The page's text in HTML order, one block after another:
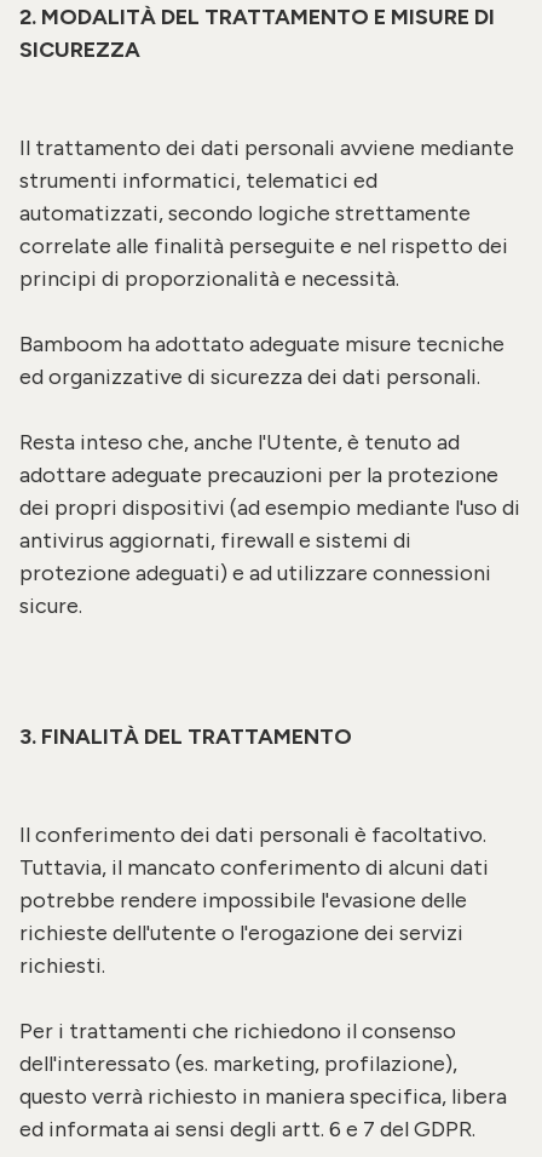
2. MODALITÀ DEL TRATTAMENTO E MISURE DI
SICUREZZA
Il trattamento dei dati personali avviene mediante
strumenti informatici, telematici ed
automatizzati, secondo logiche strettamente
correlate alle finalità perseguite e nel rispetto dei
principi di proporzionalità e necessità.
Bamboom ha adottato adeguate misure tecniche
ed organizzative di sicurezza dei dati personali.
Resta inteso che, anche l'Utente, è tenuto ad
adottare adeguate precauzioni per la protezione
dei propri dispositivi (ad esempio mediante l'uso di
antivirus aggiornati, firewall e sistemi di
protezione adeguati) e ad utilizzare connessioni
sicure.
3. FINALITÀ DEL TRATTAMENTO
Il conferimento dei dati personali è facoltativo.
Tuttavia, il mancato conferimento di alcuni dati
potrebbe rendere impossibile l'evasione delle
richieste dell'utente o l'erogazione dei servizi
richiesti.
Per i trattamenti che richiedono il consenso
dell'interessato (es. marketing, profilazione),
questo verrà richiesto in maniera specifica, libera
ed informata ai sensi degli artt. 6 e 7 del GDPR.